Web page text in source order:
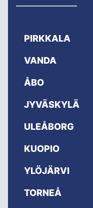
PIRKKALA
VANDA
ÅBO
JYVÄSKYLÄ
ULEÅBORG
KUOPIO
YLÖJÄRVI
TORNEÅ